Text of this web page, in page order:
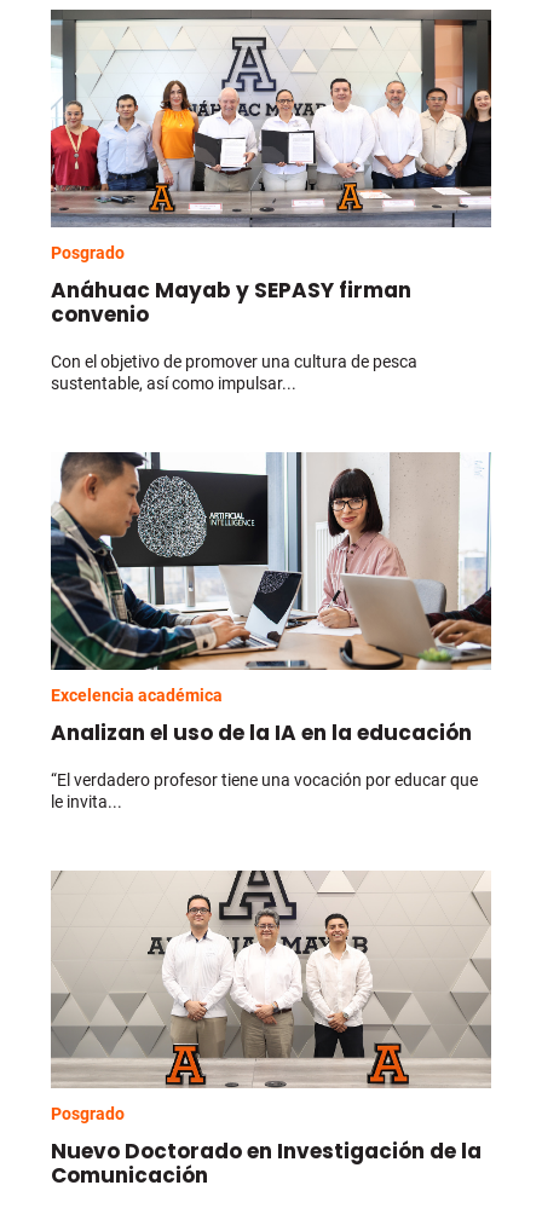
Posgrado
Anáhuac Mayab y SEPASY firman
convenio
Con el objetivo de promover una cultura de pesca
sustentable, así como impulsar...
Excelencia académica
Analizan el uso de la IA en la educación
“El verdadero profesor tiene una vocación por educar que
le invita...
Posgrado
Nuevo Doctorado en Investigación de la
Comunicación